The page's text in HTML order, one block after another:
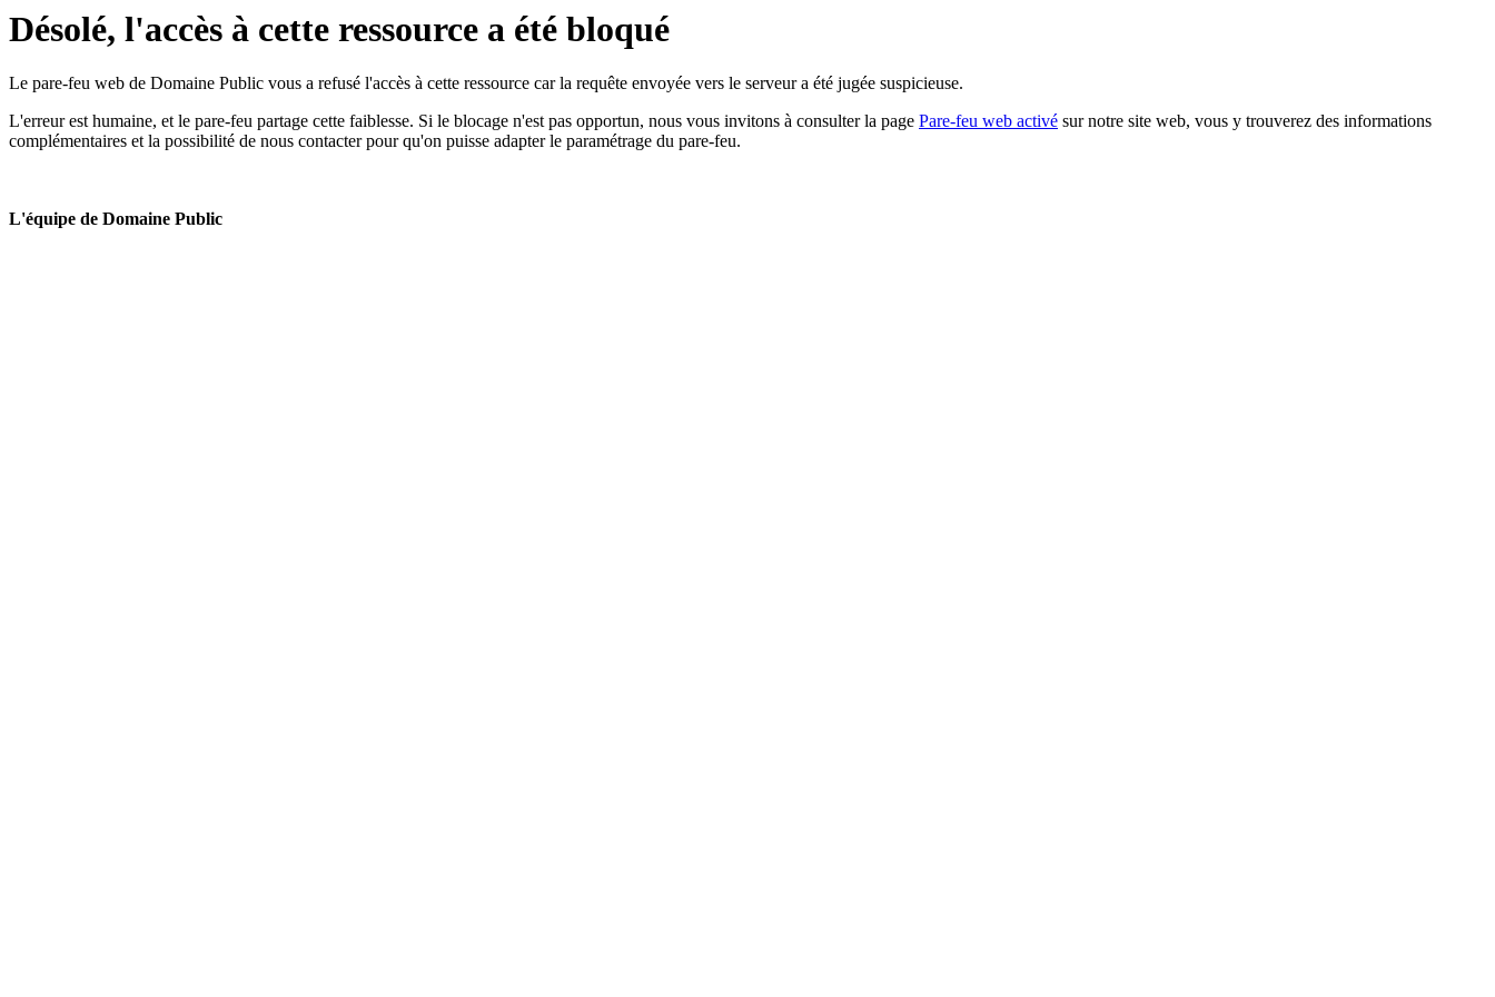
Désolé, l'accès à cette ressource a été bloqué
Le pare-feu web de Domaine Public vous a refusé l'accès à cette ressource car la requête envoyée vers le serveur a été jugée suspicieuse.
L'erreur est humaine, et le pare-feu partage cette faiblesse. Si le blocage n'est pas opportun, nous vous invitons à consulter la page Pare-feu web activé sur notre site web, vous y trouverez des informations
complémentaires et la possibilité de nous contacter pour qu'on puisse adapter le paramétrage du pare-feu.
L'équipe de Domaine Public